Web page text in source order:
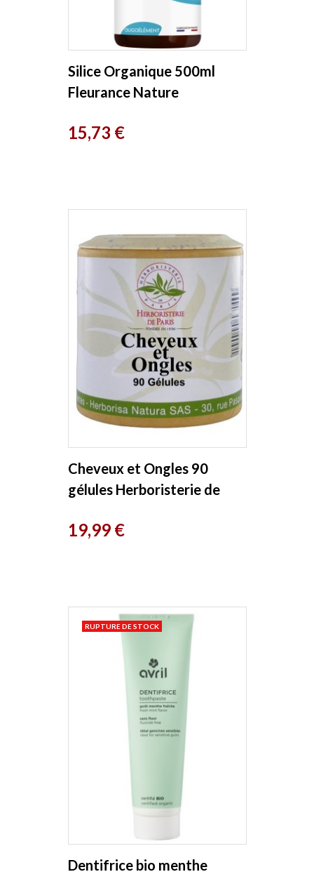
Silice Organique 500ml
Fleurance Nature
Prix
15,73 €
Cheveux et Ongles 90
gélules Herboristerie de
Prix
19,99 €
Dentifrice bio menthe
RUPTURE DE STOCK